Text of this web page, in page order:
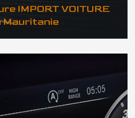
IMPORT VOITURE
Mauritanie
INSPECTION AUTO en Mauritanie